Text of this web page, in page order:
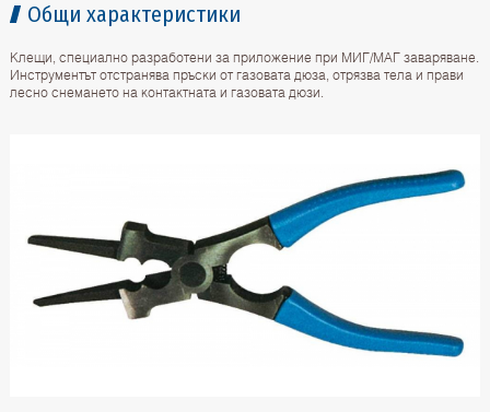
Общи характеристики
Клещи, специално разработени за приложение при МИГ/МАГ заваряване.
Инструментът отстранява пръски от газовата дюза, отрязва тела и прави
лесно снемането на контактната и газовата дюзи.